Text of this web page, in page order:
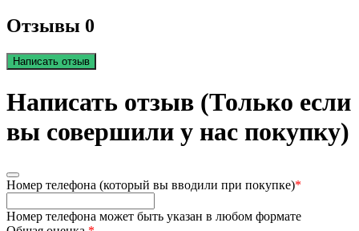
Отзывы 0
Написать отзыв
Написать отзыв (Только если
вы совершили у нас покупку)
Номер телефона (который вы вводили при покупке)*
Номер телефона может быть указан в любом формате